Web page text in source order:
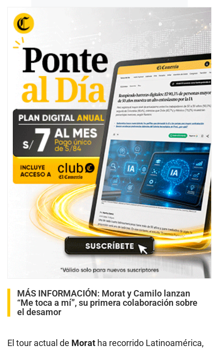
MÁS INFORMACIÓN: Morat y Camilo lanzan
“Me toca a mí”, su primera colaboración sobre
el desamor
El tour actual de Morat ha recorrido Latinoamérica,